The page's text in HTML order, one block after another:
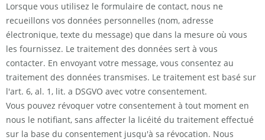
Lorsque vous utilisez le formulaire de contact, nous ne
recueillons vos données personnelles (nom, adresse
électronique, texte du message) que dans la mesure où vous
les fournissez. Le traitement des données sert à vous
contacter. En envoyant votre message, vous consentez au
traitement des données transmises. Le traitement est basé sur
l'art. 6, al. 1, lit. a DSGVO avec votre consentement.
Vous pouvez révoquer votre consentement à tout moment en
nous le notifiant, sans affecter la licéité du traitement effectué
sur la base du consentement jusqu'à sa révocation. Nous